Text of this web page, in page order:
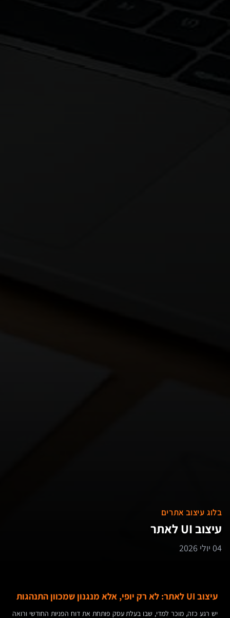
בלוג עיצוב אתרים
עיצוב UI לאתר
04 יולי 2026
עיצוב UI לאתר: לא רק יופי, אלא מנגנון שמכוון התנהגות
יש רגע כזה, מוכר למדי, שבו בעלת עסק פותחת את דוח הפניות החודשי ורואה